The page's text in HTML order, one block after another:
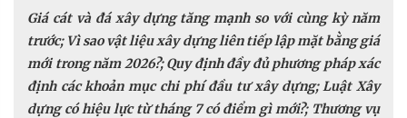
Giá cát và đá xây dựng tăng mạnh so với cùng kỳ năm
trước; Vì sao vật liệu xây dựng liên tiếp lập mặt bằng giá
mới trong năm 2026?; Quy định đầy đủ phương pháp xác
định các khoản mục chi phí đầu tư xây dựng; Luật Xây
dựng có hiệu lực từ tháng 7 có điểm gì mới?; Thương vụ